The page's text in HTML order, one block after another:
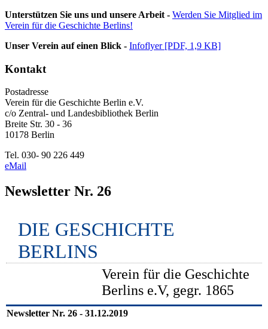
Unterstützen Sie uns und unsere Arbeit - Werden Sie Mitglied im
Verein für die Geschichte Berlins!
Unser Verein auf einen Blick - Infoflyer [PDF, 1,9 KB]
Kontakt
Postadresse
Verein für die Geschichte Berlin e.V.
c/o Zentral- und Landesbibliothek Berlin
Breite Str. 30 - 36
10178 Berlin
Tel. 030- 90 226 449
eMail
Newsletter Nr. 26
DIE GESCHICHTE
BERLINS
Verein für die Geschichte
Berlins e.V, gegr. 1865
Newsletter Nr. 26 - 31.12.2019